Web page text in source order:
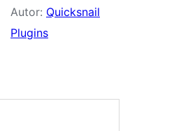
Autor: Quicksnail
Plugins